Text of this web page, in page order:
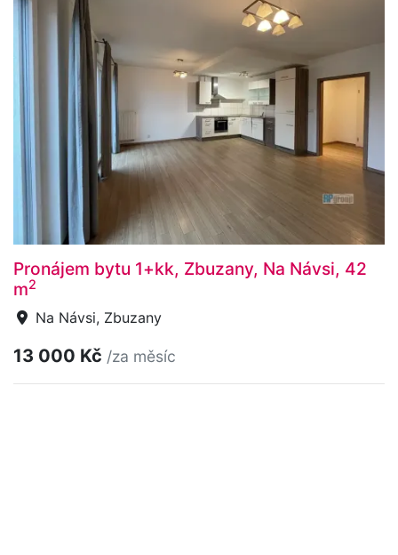
Pronájem bytu 1+kk, Zbuzany, Na Návsi, 42
m2
Na Návsi, Zbuzany
13 000 Kč /za měsíc